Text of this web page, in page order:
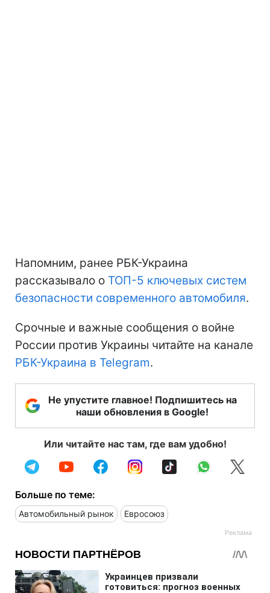
Напомним, ранее РБК-Украина
рассказывало о ТОП-5 ключевых систем
безопасности современного автомобиля.
Срочные и важные сообщения о войне
России против Украины читайте на канале
РБК-Украина в Telegram.
Не упустите главное! Подпишитесь на
наши обновления в Google!
Или читайте нас там, где вам удобно!
Больше по теме:
Автомобильный рынок Евросоюз